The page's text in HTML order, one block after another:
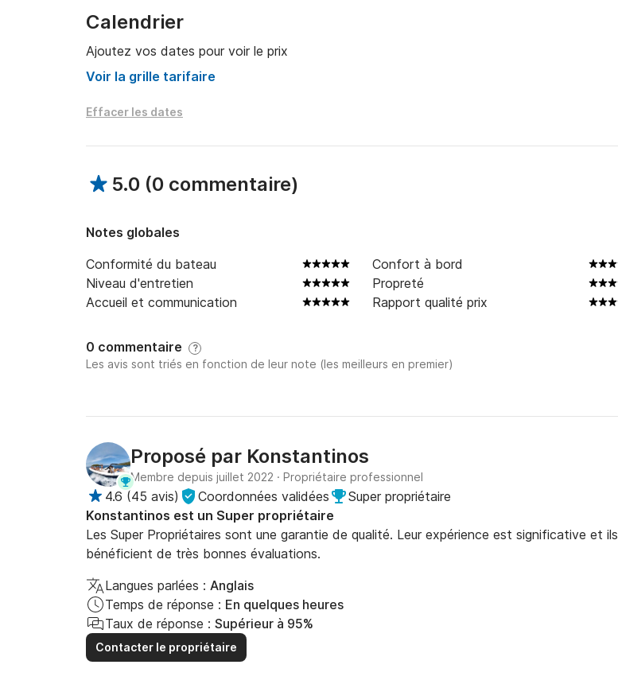
Calendrier
Ajoutez vos dates pour voir le prix
Voir la grille tarifaire
Effacer les dates
5.0 (0 commentaire)
Notes globales
Conformité du bateau
Confort à bord
Niveau d'entretien
Propreté
Accueil et communication
Rapport qualité prix
0 commentaire ?
Les avis sont triés en fonction de leur note (les meilleurs en premier)
Proposé par Konstantinos
Membre depuis juillet 2022 · Propriétaire professionnel
4.6 (45 avis) Coordonnées validées
Super propriétaire
Konstantinos est un Super propriétaire
Les Super Propriétaires sont une garantie de qualité. Leur expérience est significative et ils
bénéficient de très bonnes évaluations.
Langues parlées : Anglais
Temps de réponse : En quelques heures
Taux de réponse : Supérieur à 95%
Contacter le propriétaire